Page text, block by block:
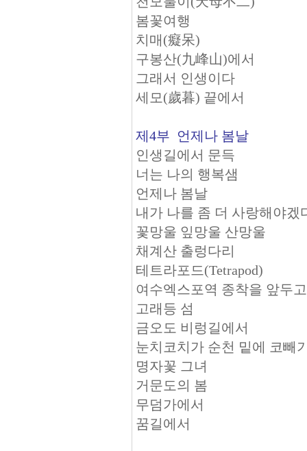
봄꽃여행
치매(癡呆)
구봉산(九峰山)에서
그래서 인생이다
세모(歲暮) 끝에서
제4부 언제나 봄날
인생길에서 문득
너는 나의 행복샘
언제나 봄날
내가 나를 좀 더 사랑해야겠
꽃망울 잎망울 산망울
채계산 출렁다리
테트라포드(Tetrapod)
여수엑스포역 종착을 앞두
고래등 섬
금오도 비렁길에서
눈치코치가 순천 밑에 코빼
명자꽃 그녀
거문도의 봄
무덤가에서
꿈길에서